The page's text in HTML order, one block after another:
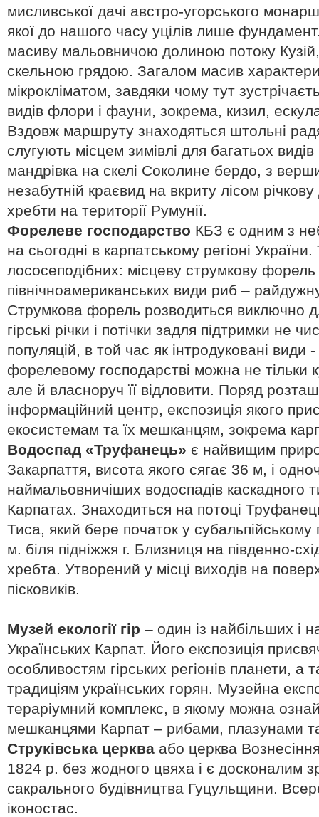
мисливської дачі австро-угорського
якої до нашого часу уцілів лише
масиву мальовничою долиною потоку Кузій,
скельною грядою. Загалом масив
мікрокліматом, завдяки чому тут
видів флори і фауни, зокрема, кизил,
Вздовж маршруту знаходяться штольні
слугують місцем зимівлі для багатьох
мандрівка на скелі Соколине бердо, з
незабутній краєвид на вкриту лісом річкову
хребти на території Румунії.
Форелеве господарство КБЗ є одним з
на сьогодні в карпатському регіоні
лососеподібних: місцеву струмкову форель
північноамериканських види риб –
Струмкова форель розводиться виключно
гірські річки і потічки задля підтримки не
популяцій, в той час як інтродуковані
форелевому господарстві можна не тільки
але й власноруч її відловити. Поряд
інформаційний центр, експозиція якого
екосистемам та їх мешканцям, зокрема
Водоспад «Труфанець» є найвищим
Закарпаття, висота якого сягає 36 м, і
наймальовничіших водоспадів каскадного
Карпатах. Знаходиться на потоці
Тиса, який бере початок у субальпійському
м. біля підніжжя г. Близниця на південно-
хребта. Утворений у місці виходів на
пісковиків.
Музей екології гір – один із найбільших і
Українських Карпат. Його експозиція
особливостям гірських регіонів планети, а
традиціям українських горян. Музейна
тераріумний комплекс, в якому можна
мешканцями Карпат – рибами, плазунами
Струківська церква або церква
1824 р. без жодного цвяха і є досконалим
сакрального будівництва Гуцульщини.
іконостас.